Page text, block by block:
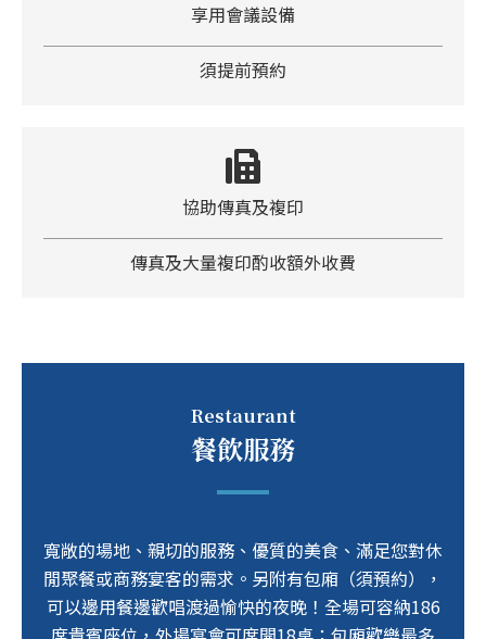
享用會議設備
須提前預約
協助傳真及複印
傳真及大量複印酌收額外收費
Restaurant
餐飲服務
寬敞的場地、親切的服務、優質的美食、滿足您對休
閒聚餐或商務宴客的需求。另附有包廂（須預約），
可以邊用餐邊歡唱渡過愉快的夜晚！全場可容納186